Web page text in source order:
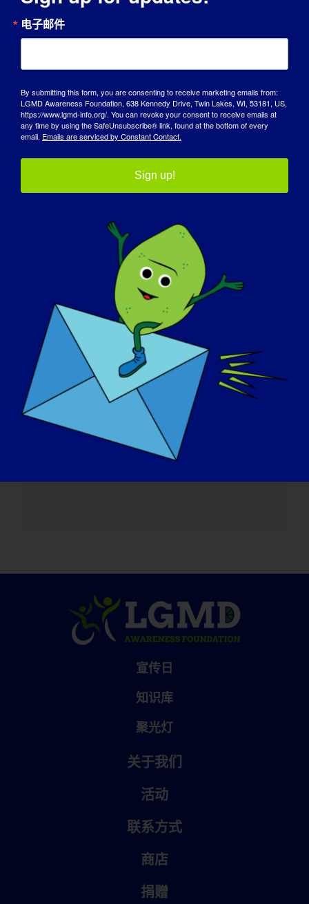
组织者
德克萨斯州达拉斯希尔顿阿纳托尔酒店
2201 N Stemmons Fwy
达拉斯
德克萨斯州 75207
美国
+ 谷歌地图
电话
(214) 748-1200
宣传日
知识库
聚光灯
关于我们
活动
联系方式
商店
捐赠
电子邮件
By submitting this form, you are consenting to receive marketing emails from:
LGMD Awareness Foundation, 638 Kennedy Drive, Twin Lakes, WI, 53181, US,
https://www.lgmd-info.org/. You can revoke your consent to receive emails at
any time by using the SafeUnsubscribe® link, found at the bottom of every
email. Emails are serviced by Constant Contact.
Sign up!